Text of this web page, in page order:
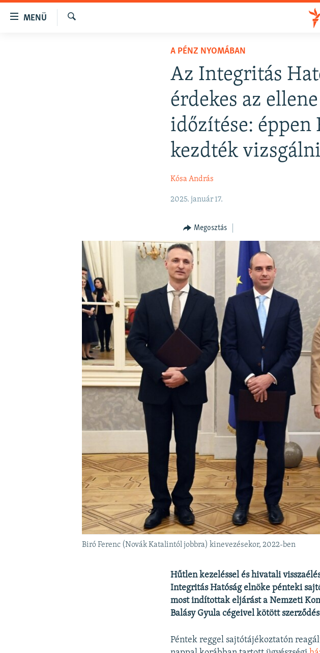
Akadálymentes
MENÜ
A MÚLT TANULSÁGAI
A PÉNZ NYOMÁBAN
Az Integritás
érdekes az
időzítése: éppen
kezdték vizsgálni
Kósa András
2025. január 17.
Megosztás
Biró Ferenc (Novák Katalintól jobbra) kinevezésekor, 2022-ben
Hűtlen kezeléssel és hivatali
Integritás Hatóság elnöke pénteki
most indítottak eljárást a Nemzeti
Balásy Gyula cégeivel kötött
Péntek reggel sajtótájékoztatón